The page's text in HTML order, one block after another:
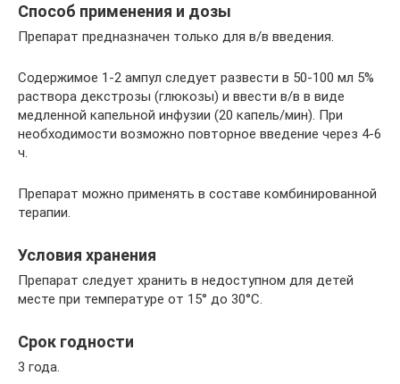
Способ применения и дозы
Препарат предназначен только для в/в введения.
Содержимое 1-2 ампул следует развести в 50-100 мл 5%
раствора декстрозы (глюкозы) и ввести в/в в виде
медленной капельной инфузии (20 капель/мин). При
необходимости возможно повторное введение через 4-6
ч.
Препарат можно применять в составе комбинированной
терапии.
Условия хранения
Препарат следует хранить в недоступном для детей
месте при температуре от 15° до 30°C.
Срок годности
3 года.